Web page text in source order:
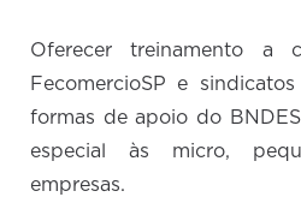
Oferecer treinamento a
FecomercioSP e
formas de apoio do
especial às micro,
empresas.